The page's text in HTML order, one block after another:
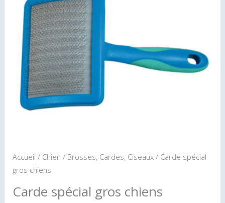
Accueil / Chien / Brosses, Cardes, Ciseaux/ Carde spécial
gros chiens
Carde spécial gros chiens
Carde
spécial
gros
chiens